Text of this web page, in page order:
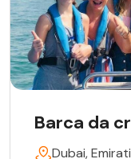
Barca da
Dubai,